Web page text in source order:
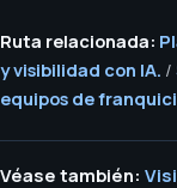
Ruta relacionada:
y visibilidad con IA. /
equipos de
Véase también: